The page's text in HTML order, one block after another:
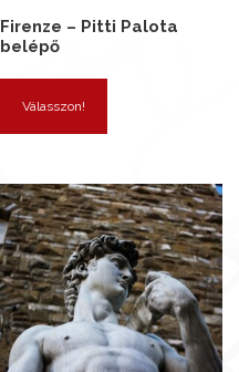
Firenze – Pitti Palota
belépő
Válasszon!